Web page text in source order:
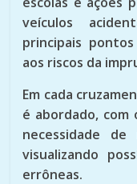
veículos
principais
aos riscos da
Em cada
é abordado,
necessidade de
visualizando
errôneas.